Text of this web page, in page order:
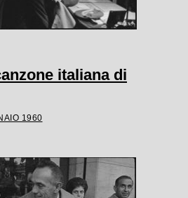
italiana di
1960